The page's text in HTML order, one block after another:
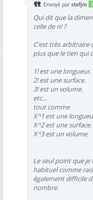
Envoyé par stefjm
Qui dit que la
celle de n! ?
C'est très arbitraire
plus que le tien qui
1! est une longueur.
2! est une surface.
3! est un volume.
etc...
tout comme
X^1 est une
X^2 est une surface.
X^3 est un volume.
Le seul point que je
habituel comme
également difficile
nombre.